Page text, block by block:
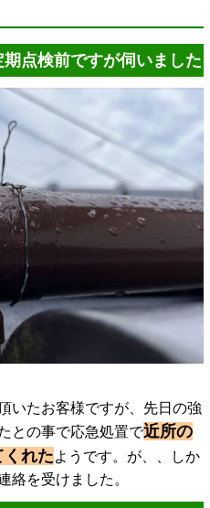
点検前ですが伺いました
いたお客様ですが、先日の強
との事で応急処置で近所の
れたようです。が、、しか
絡を受けました。